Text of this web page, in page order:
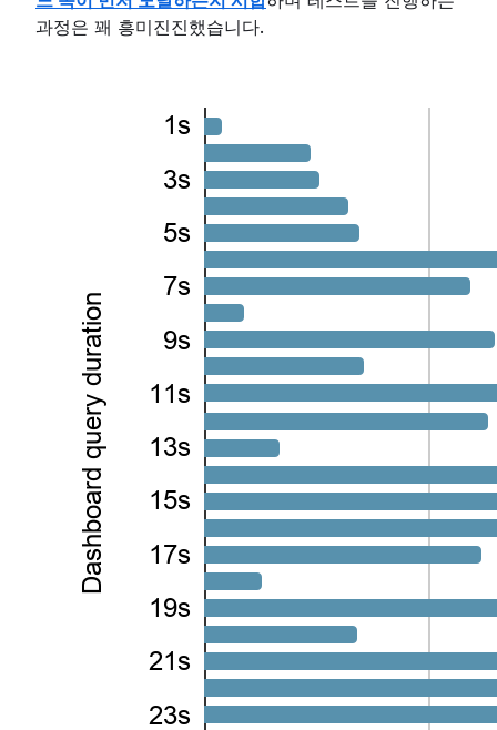
과정은 꽤 흥미진진했습니다.